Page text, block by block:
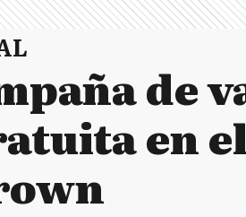
de
en